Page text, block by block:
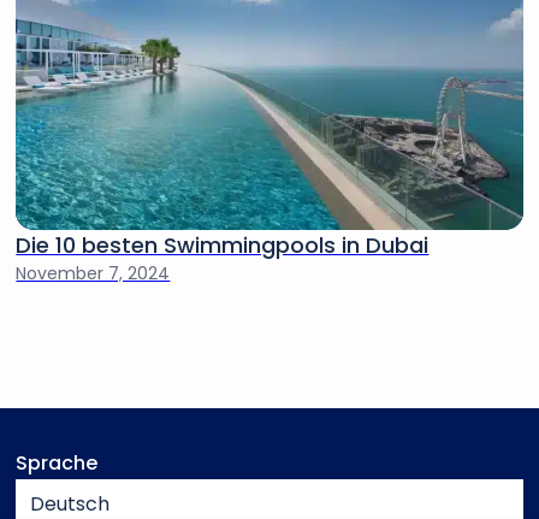
Die 10 besten Swimmingpools in Dubai
November 7, 2024
Sprache
Deutsch